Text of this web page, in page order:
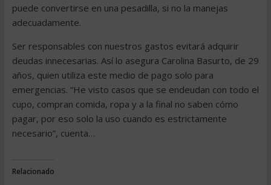
puede convertirse en una pesadilla, si no la manejas
adecuadamente.
Ser responsables con nuestros gastos evitará adquirir
deudas innecesarias. Así lo asegura Carolina Basurto, de 29
años, quien utiliza este medio de pago solo para
emergencias. “He visto casos que se endeudan con todo el
cupo, compran comida, ropa y a la final no saben cómo
pagar, por eso solo la uso cuando es estrictamente
necesario”, cuenta…
Relacionado